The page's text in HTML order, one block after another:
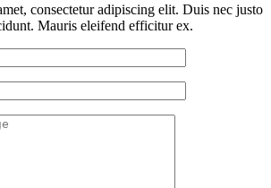
consectetur adipiscing elit. Duis nec justo
Mauris eleifend efficitur ex.